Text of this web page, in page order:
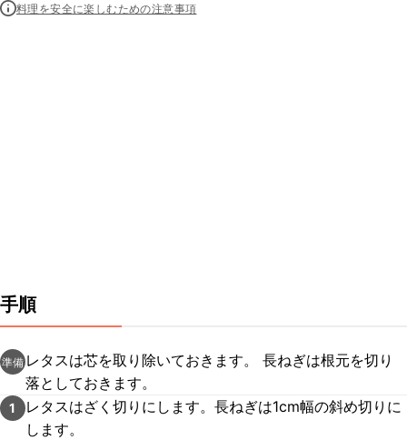
料理を安全に楽しむための注意事項
手順
準備 レタスは芯を取り除いておきます。 長ねぎは根元を切り
落としておきます。
1
レタスはざく切りにします。長ねぎは1cm幅の斜め切りに
します。